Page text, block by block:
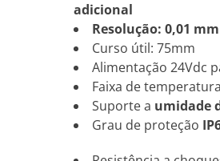
adicional
Resolução: 0,01 mm
Curso útil: 75mm
Alimentação 24Vdc
Faixa de
Suporte a umidade
Grau de proteção